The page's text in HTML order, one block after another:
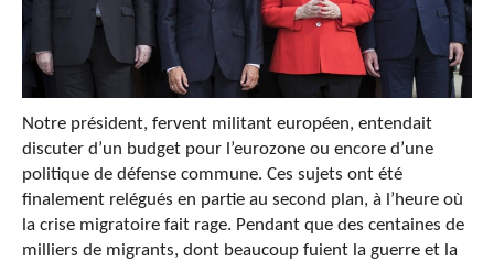
Notre président, fervent militant européen, entendait
discuter d’un budget pour l’eurozone ou encore d’une
politique de défense commune. Ces sujets ont été
finalement relégués en partie au second plan, à l’heure où
la crise migratoire fait rage. Pendant que des centaines de
milliers de migrants, dont beaucoup fuient la guerre et la